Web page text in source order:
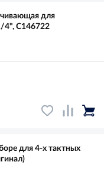
для
4", C146722
для 4-х тактных